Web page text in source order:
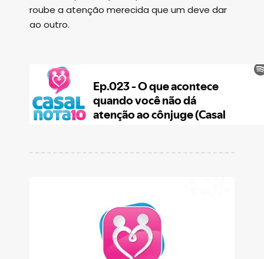
roube a atenção merecida que um deve dar
ao outro.